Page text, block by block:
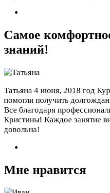
Самое
знаний!
Татьяна 4 июня, 2018 год
помогли получить
Все благодаря
Кристины! Каждое занятие
довольна!
Мне нравится